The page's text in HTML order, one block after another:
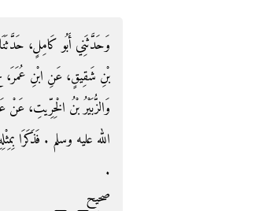
وَحَدَّثَنِي أَبُو كَامِلٍ،
بْنِ شَقِيقٍ، عَنِ ابْنِ عُمَرَ،
وَالزُّبَيْرُ بْنُ الْخِرِّيتِ،
الله عليه وسلم ‏.‏ فَذَكَرَا
‏.‏
صحيح